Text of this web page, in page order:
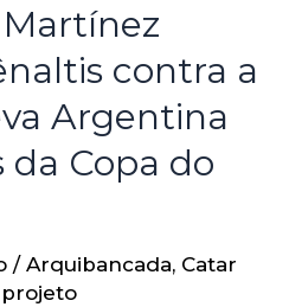
contra a
Argentina
da Copa do
/ Arquibancada, Catar
projeto